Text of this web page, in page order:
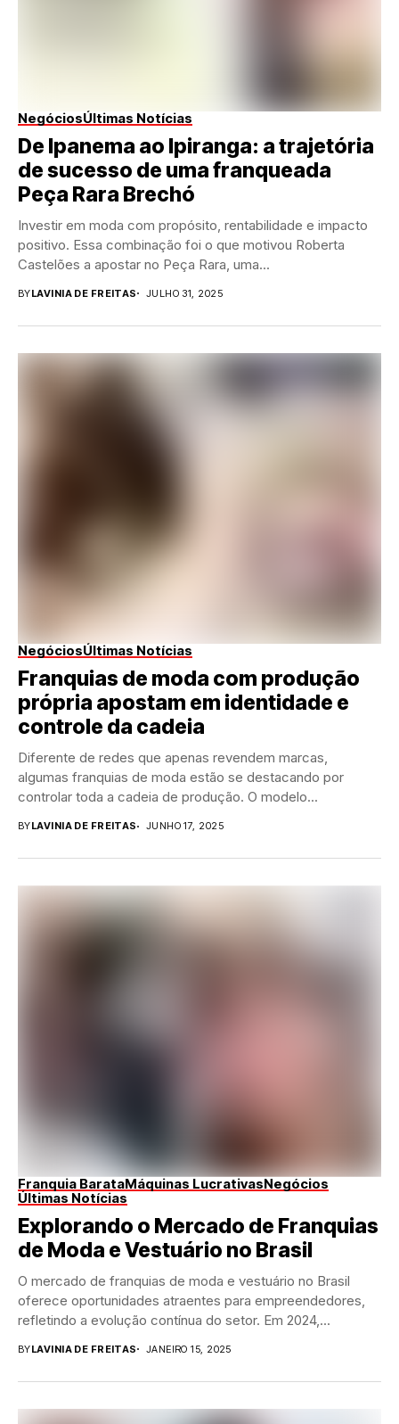
NegóciosÚltimas Notícias
De Ipanema ao Ipiranga: a trajetória
de sucesso de uma franqueada
Peça Rara Brechó
Investir em moda com propósito, rentabilidade e impacto
positivo. Essa combinação foi o que motivou Roberta
Castelões a apostar no Peça Rara, uma...
BYLAVINIA DE FREITAS JULHO 31, 2025
NegóciosÚltimas Notícias
Franquias de moda com produção
própria apostam em identidade e
controle da cadeia
Diferente de redes que apenas revendem marcas,
algumas franquias de moda estão se destacando por
controlar toda a cadeia de produção. O modelo...
BYLAVINIA DE FREITAS JUNHO 17, 2025
Franquia BarataMáquinas LucrativasNegócios
Últimas Notícias
Explorando o Mercado de Franquias
de Moda e Vestuário no Brasil
O mercado de franquias de moda e vestuário no Brasil
oferece oportunidades atraentes para empreendedores,
refletindo a evolução contínua do setor. Em 2024,...
BYLAVINIA DE FREITAS JANEIRO 15, 2025